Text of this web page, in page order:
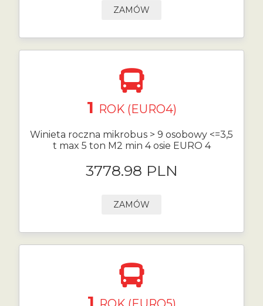
ZAMÓW
1 ROK (EURO4)
Winieta roczna mikrobus > 9 osobowy <=3,5
t max 5 ton M2 min 4 osie EURO 4
3778.98 PLN
ZAMÓW
1